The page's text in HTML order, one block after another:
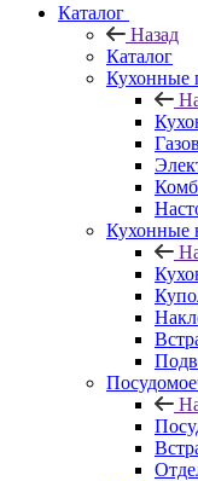
Каталог
Назад
Каталог
Кухонные
Кухонные